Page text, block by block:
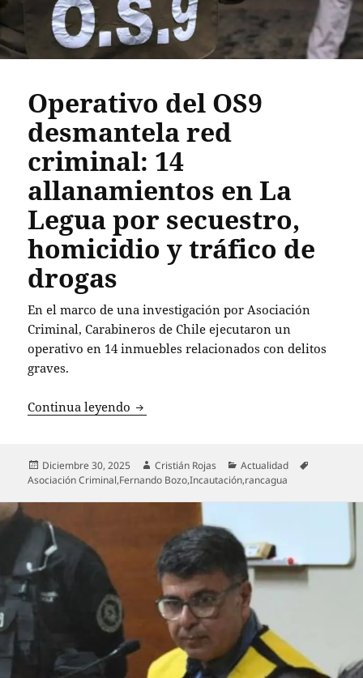
Operativo del OS9
desmantela red
criminal: 14
allanamientos en La
Legua por secuestro,
homicidio y tráfico de
drogas
En el marco de una investigación por Asociación
Criminal, Carabineros de Chile ejecutaron un
operativo en 14 inmuebles relacionados con delitos
graves.
Continua leyendo Operativo del OS9 desmantela red
Publicado
el
Diciembre 30, 2025 Autor
Cristián Rojas Categorías
Actualidad
Asociación Criminal,Fernando Bozo,Incautación,rancagua